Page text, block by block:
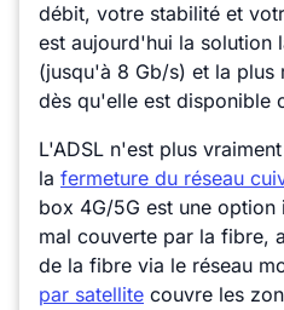
débit, votre stabilité et
est aujourd'hui la solution
(jusqu'à 8 Gb/s) et la plus
dès qu'elle est disponible
L'ADSL n'est plus
la fermeture du réseau
box 4G/5G est une option
mal couverte par la fibre,
de la fibre via le réseau
par satellite couvre les